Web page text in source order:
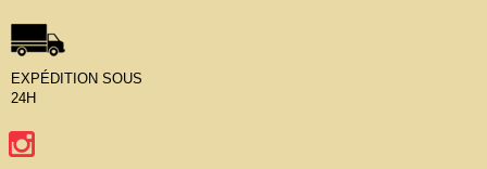
EXPÉDITION SOUS
24H